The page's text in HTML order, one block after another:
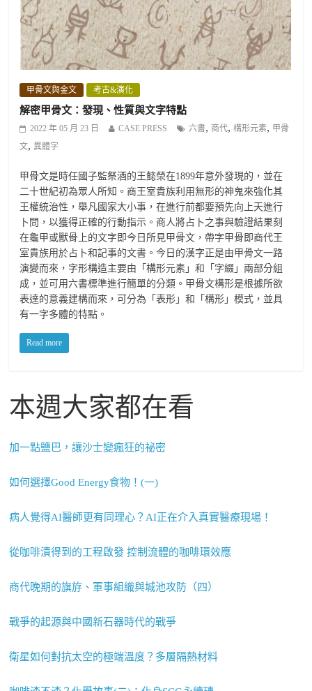
甲骨文與金文 考古&演化
解密甲骨文：發現、性質與文字特點
2022 年 05 月 23 日 CASE PRESS 六書,商代,構形元素, 甲骨
文,異體字
甲骨文是時任國子監祭酒的王懿榮在1899年意外發現的，並在
二十世紀初為眾人所知。商王室貴族利用無形的神鬼來強化其
王權統治性，舉凡國家大小事，在進行前都要預先向上天進行
卜問，以獲得正確的行動指示。商人將占卜之事與驗證結果刻
在龜甲或獸骨上的文字即今日所見甲骨文，帶字甲骨即商代王
室貴族用於占卜和記事的文書。今日的漢字正是由甲骨文一路
演變而來，字形構造主要由「構形元素」和「字綴」兩部分組
成，並可用六書標準進行簡單的分類。甲骨文構形是根據所欲
表達的意義建構而來，可分為「表形」和「構形」模式，並具
有一字多體的特點。
Read more
本週大家都在看
加一點鹽巴，讓沙士變瘋狂的祕密
如何選擇Good Energy食物！(一)
病人覺得AI醫師更有同理心？AI正在介入真實醫療現場！
從咖啡漬得到的工程啟發 控制流體的咖啡環效應
商代晚期的旗斿、軍事組織與城池攻防（四）
戰爭的起源與中國新石器時代的戰爭
衛星如何對抗太空的極端溫度？多層隔熱材料